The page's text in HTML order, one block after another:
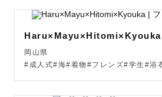
東海ラブグラファーのまほぉです。
ガジェット好きが拘りの機材で撮影
最高品質のお写真をお求めの方は私
Haru×Mayu×Hitomi×Kyouka
岡山県
#成人式#海#着物#フレンズ#学生#浴